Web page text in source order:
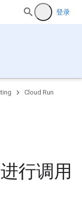
登录
Cloud Run
行调用